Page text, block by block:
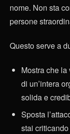
nome. Non sta
persone
Questo serve a
Mostra che
di un’intera
solida e
Sposta
stai